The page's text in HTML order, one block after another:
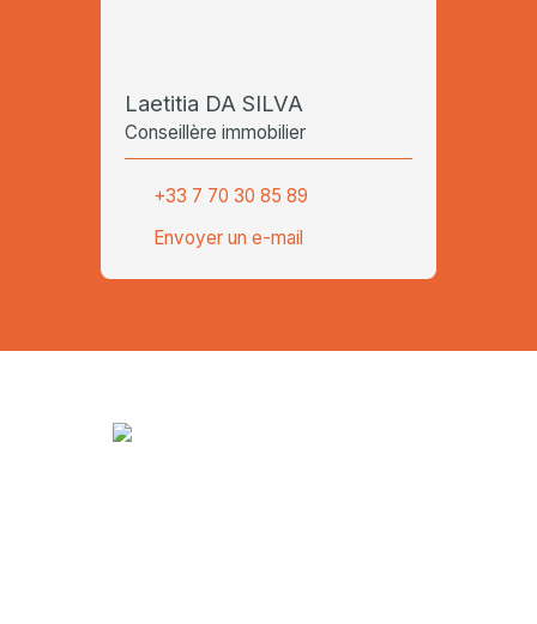
Laetitia DA SILVA
Conseillère immobilier
+33 7 70 30 85 89
Envoyer un e-mail